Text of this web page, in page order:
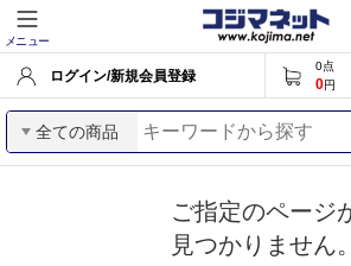
メニュー
ログイン/新規会員登録
0点
0円
全ての商品
ご指定のページ
見つかりません。